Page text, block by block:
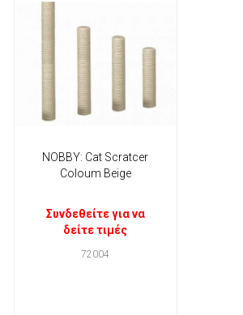
NOBBY: Cat Scratcer
Coloum Beige
Συνδεθείτε για να
δείτε τιμές
72004